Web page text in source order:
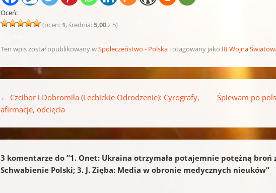
Oceń:
(ocen: 1, średnia:5,00z 5)
Ten wpis został opublikowany wSpołeczeństwo - Polska i otagowany jako III Wojna
← Czcibor i Dobromiła (Lechickie Odrodzenie): Cyrografy,
afirmacje, odcięcia
Śpiewam po
3 komentarze do “1. Onet: Ukraina otrzymała potajemnie potężną broń
Schwabienie Polski; 3. J. Zięba: Media w obronie medycznych nieuków”